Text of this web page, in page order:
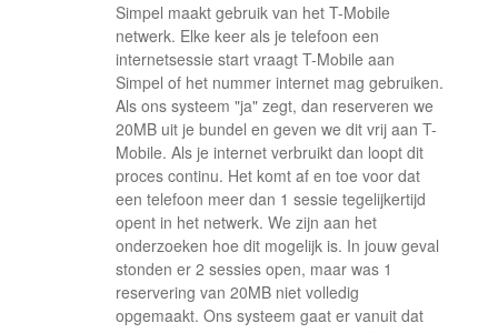
Simpel maakt gebruik van het T-Mobile
netwerk. Elke keer als je telefoon een
internetsessie start vraagt T-Mobile aan
Simpel of het nummer internet mag gebruiken.
Als ons systeem "ja" zegt, dan reserveren we
20MB uit je bundel en geven we dit vrij aan T-
Mobile. Als je internet verbruikt dan loopt dit
proces continu. Het komt af en toe voor dat
een telefoon meer dan 1 sessie tegelijkertijd
opent in het netwerk. We zijn aan het
onderzoeken hoe dit mogelijk is. In jouw geval
stonden er 2 sessies open, maar was 1
reservering van 20MB niet volledig
opgemaakt. Ons systeem gaat er vanuit dat